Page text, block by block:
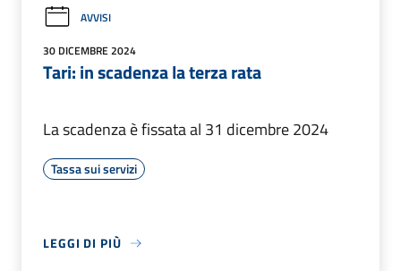
AVVISI
30 DICEMBRE 2024
Tari: in scadenza la terza rata
La scadenza è fissata al 31 dicembre 2024
Tassa sui servizi
LEGGI DI PIÙ